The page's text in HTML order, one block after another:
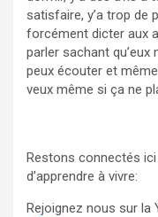
satisfaire, y’a trop de
forcément dicter aux
parler sachant qu’eux
peux écouter et
veux même si ça ne
Restons connectés
d’apprendre à vivre:
Rejoignez nous sur la